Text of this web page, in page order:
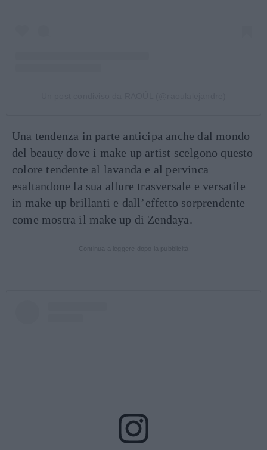
Una tendenza in parte anticipa anche dal mondo
del beauty dove i make up artist scelgono questo
colore tendente al lavanda e al pervinca
esaltandone la sua allure trasversale e versatile
in make up brillanti e dall’effetto sorprendente
come mostra il make up di Zendaya.